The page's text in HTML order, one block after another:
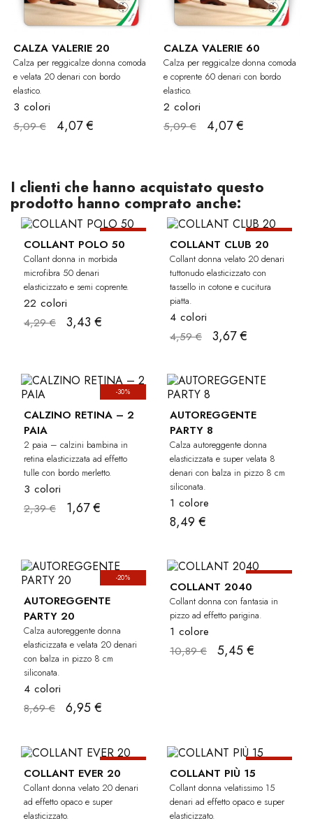
CALZA VALERIE 20
Calza per reggicalze donna comoda
e velata 20 denari con bordo
elastico.
3 colori
5,09 €
4,07 €
CALZA VALERIE 60
Calza per reggicalze donna comoda
e coprente 60 denari con bordo
elastico.
2 colori
5,09 €
4,07 €
I clienti che hanno acquistato questo
prodotto hanno comprato anche:
COLLANT POLO 50
Collant donna in morbida
microfibra 50 denari
elasticizzato e semi coprente.
22 colori
4,29 €
3,43 €
COLLANT CLUB 20
Collant donna velato 20 denari
tuttonudo elasticizzato con
tassello in cotone e cucitura
piatta.
4 colori
4,59 €
3,67 €
-30%
CALZINO RETINA – 2
PAIA
2 paia – calzini bambina in
retina elasticizzata ad effetto
tulle con bordo merletto.
3 colori
2,39 €
1,67 €
AUTOREGGENTE
PARTY 8
Calza autoreggente donna
elasticizzata e super velata 8
denari con balza in pizzo 8 cm
siliconata.
1 colore
8,49 €
-20%
AUTOREGGENTE
PARTY 20
Calza autoreggente donna
elasticizzata e velata 20 denari
con balza in pizzo 8 cm
siliconata.
4 colori
8,69 €
6,95 €
COLLANT 2040
Collant donna con fantasia in
pizzo ad effetto parigina.
1 colore
10,89 €
5,45 €
-20%
COLLANT EVER 20
Collant donna velato 20 denari
ad effetto opaco e super
elasticizzato.
-20%
COLLANT PIÙ 15
Collant donna velatissimo 15
denari ad effetto opaco e super
elasticizzato.